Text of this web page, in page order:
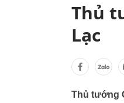
Thủ
Lạc
Thủ tướng